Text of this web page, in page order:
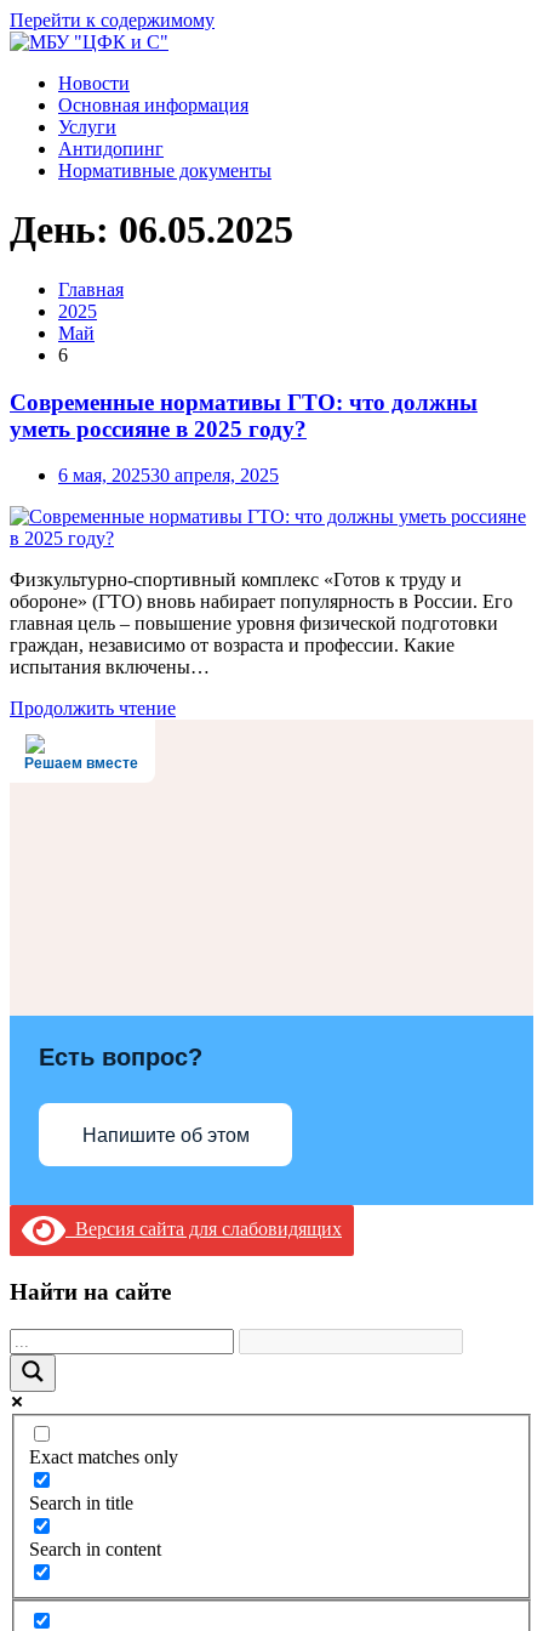
Перейти к содержимому
Новости
Основная информация
Услуги
Антидопинг
Нормативные документы
День: 06.05.2025
Главная
2025
Май
6
Современные нормативы ГТО: что должны
уметь россияне в 2025 году?
6 мая, 202530 апреля, 2025
Физкультурно-спортивный комплекс «Готов к труду и
обороне» (ГТО) вновь набирает популярность в России. Его
главная цель – повышение уровня физической подготовки
граждан, независимо от возраста и профессии. Какие
испытания включены…
Продолжить чтение
Решаем вместе
Есть вопрос?
Напишите об этом
Версия сайта для слабовидящих
Найти на сайте
Exact matches only
Search in title
Search in content